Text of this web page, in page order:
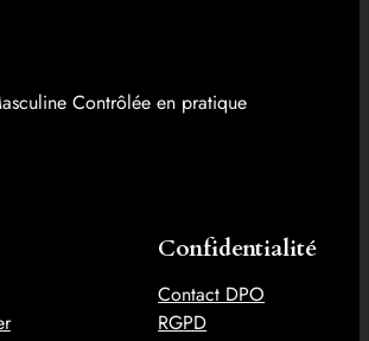
Contrôlée en pratique
Confidentialité
Contact DPO
RGPD